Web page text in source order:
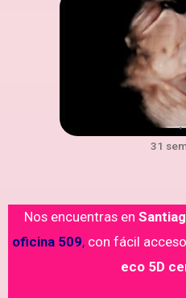
31
Nos encuentras en
oficina 509,con fácil
eco 5D